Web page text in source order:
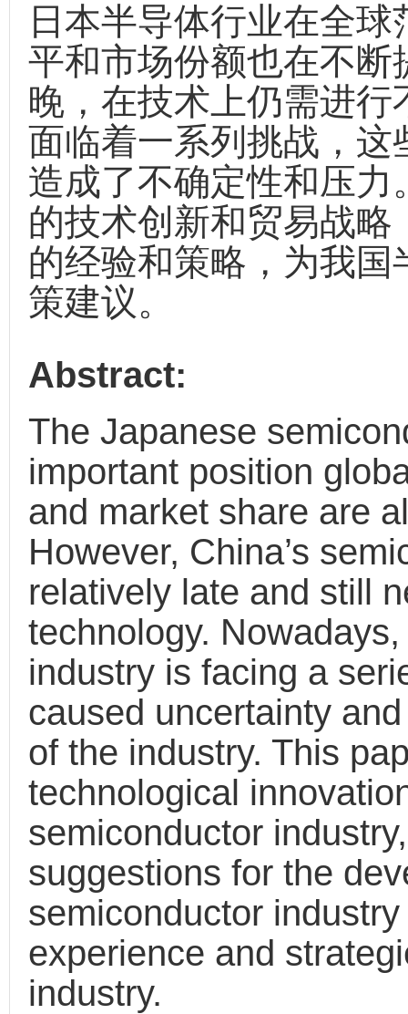
日本半导体行业在全
平和市场份额也在不
晚，在技术上仍需进
面临着一系列挑战，
造成了不确定性和压
的技术创新和贸易战
的经验和策略，为我
策建议。
Abstract:
The Japanese
important position
and market share are
However, China’s
relatively late and still
technology.
industry is facing a
caused uncertainty
of the industry. This
technological
semiconductor
suggestions for the
semiconductor
experience and
industry.